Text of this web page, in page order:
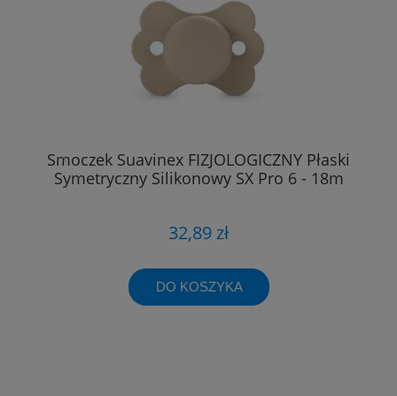
Smoczek Suavinex FIZJOLOGICZNY Płaski
Symetryczny Silikonowy SX Pro 6 - 18m
32,89 zł
DO KOSZYKA